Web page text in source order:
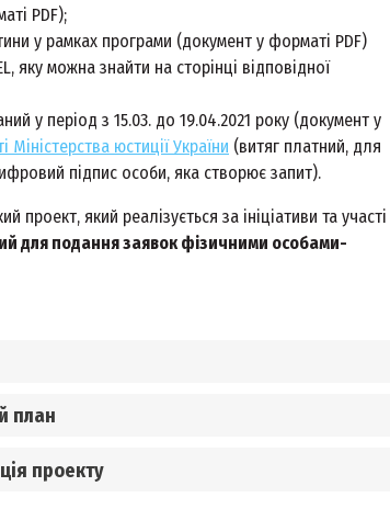
PDF);
у рамках програми (документ у форматі PDF)
яку можна знайти на сторінці відповідної
у період з 15.03. до 19.04.2021 року (документ у
Міністерства юстиції України (витяг платний, для
підпис особи, яка створює запит).
проект, який реалізується за ініціативи та участі
для подання заявок фізичними особами-
план
проекту